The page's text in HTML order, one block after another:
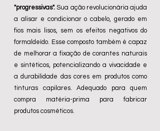
"progressivas". Sua ação revolucionária ajuda
a alisar e condicionar o cabelo, gerado em
fios mais lisos, sem os efeitos negativos do
formaldeído. Esse composto também é capaz
de melhorar a fixação de corantes naturais
e sintéticos, potencializando a vivacidade e
a durabilidade das cores em produtos como
tinturas capilares. Adequado para quem
compra matéria-prima para fabricar
produtos cosméticos.